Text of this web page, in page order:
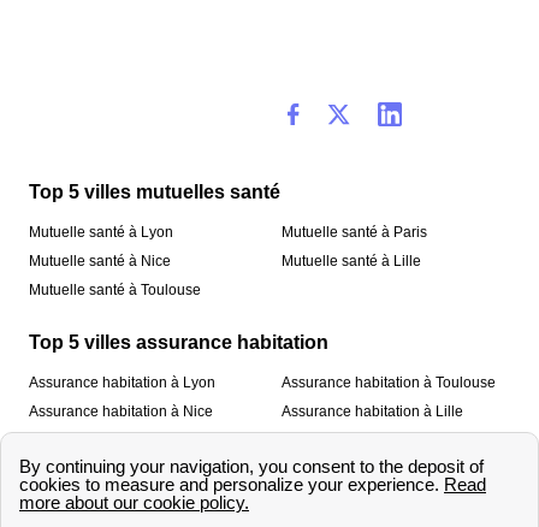
Top 5 villes mutuelles santé
Mutuelle santé à Lyon
Mutuelle santé à Nice
Mutuelle santé à Toulouse
Mutuelle santé à Paris
Mutuelle santé à Lille
Top 5 villes assurance habitation
Assurance habitation à Lyon
Assurance habitation à Nice
Assurance habitation à Toulouse
Assurance habitation à Lille
À propos